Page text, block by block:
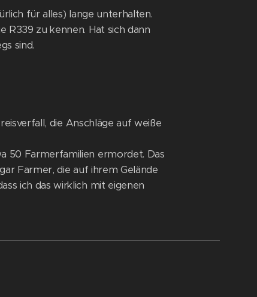
für alles) lange unterhalten.
R339 zu kennen. Hat sich dann
sind.
die Anschläge auf weiße
50 Farmerfamilien ermordet. Das
Farmer, die auf ihrem Gelände
ich das wirklich mit eigenen